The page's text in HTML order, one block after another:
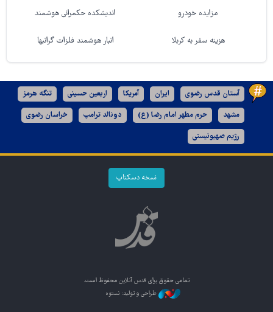
مزایده خودرو اندیشکده حکمرانی هوشمند
هزینه سفر به کربلا انبار هوشمند فلزات گرانبها
آستان قدس رضوی ایران آمریکا اربعین حسینی تنگه هرمز
مشهد حرم مطهر امام رضا (ع) دونالد ترامپ خراسان رضوی
رژیم صهیونیستی
نسخه دسکتاپ
تمامی حقوق برای قدس آنلاین محفوظ است.
طراحی و تولید: نستوه